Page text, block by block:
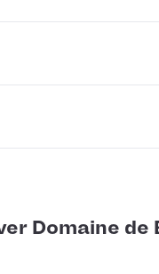
Domaine de